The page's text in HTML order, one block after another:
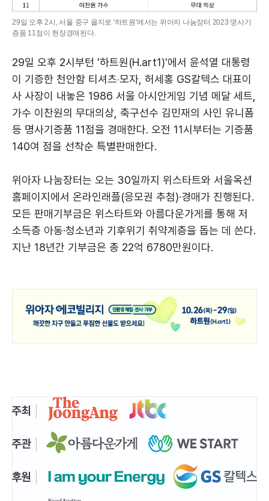
29일 오후 2시, 서울 중구 을지로 '하트원'에서는 위아자 나눔장터 2023 명사기
증품 11점이 현장경매된다.
29일 오후 2시부턴 '하트원(H.art1)'에서 윤석열 대통령
이 기증한 천안함 티셔츠‧모자, 허세홍 GS칼텍스 대표이
사 사장이 내놓은 1986 서울 아시안게임 기념 메달 세트,
가수 이찬원의 무대의상, 축구선수 김민재의 사인 유니폼
등 명사기증품 11점을 경매한다. 오전 11시부터는 기증품
140여 점을 선착순 특별판매한다.
위아자 나눔장터는 오는 30일까지 위스타트와 서울옥션
홈페이지에서 온라인래플(응모권 추첨)·경매가 진행된다.
모든 판매기부금은 위스타트와 아름다운가게를 통해 저
소득층 아동·청소년과 기후위기 취약계층을 돕는 데 쓴다.
지난 18년간 기부금은 총 22억 6780만원이다.